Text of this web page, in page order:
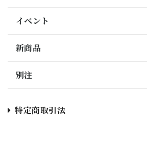
イベント
新商品
別注
特定商取引法